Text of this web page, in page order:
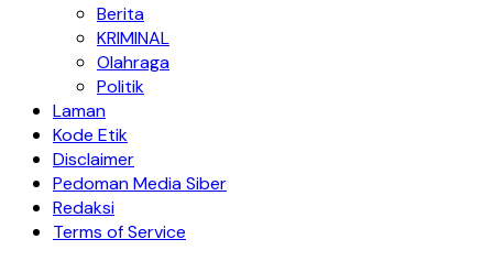
Berita
KRIMINAL
Olahraga
Politik
Laman
Kode Etik
Disclaimer
Pedoman Media Siber
Redaksi
Terms of Service